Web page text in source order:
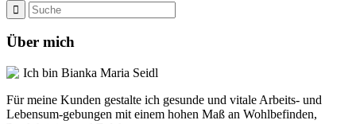
Über mich
Ich bin Bianka Maria Seidl
Für meine Kunden gestalte ich gesunde und vitale Arbeits- und
Lebensum-gebungen mit einem hohen Maß an Wohlbefinden,